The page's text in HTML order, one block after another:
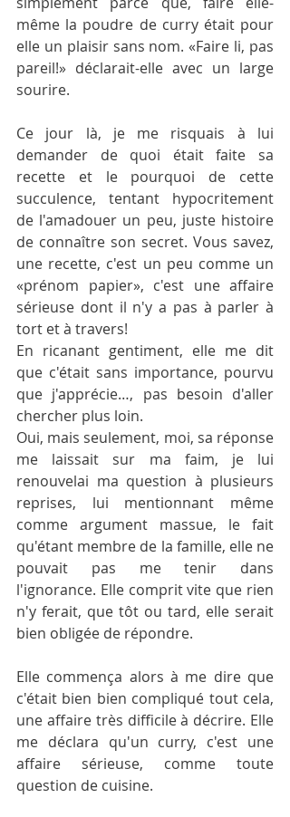
même la poudre de curry était pour
elle un plaisir sans nom. «Faire li, pas
pareil!» déclarait-elle avec un large
sourire.
Ce jour là, je me risquais à lui
demander de quoi était faite sa
recette et le pourquoi de cette
succulence, tentant hypocritement
de l'amadouer un peu, juste histoire
de connaître son secret. Vous savez,
une recette, c'est un peu comme un
«prénom papier», c'est une affaire
sérieuse dont il n'y a pas à parler à
tort et à travers!
En ricanant gentiment, elle me dit
que c'était sans importance, pourvu
que j'apprécie…, pas besoin d'aller
chercher plus loin.
Oui, mais seulement, moi, sa réponse
me laissait sur ma faim, je lui
renouvelai ma question à plusieurs
reprises, lui mentionnant même
comme argument massue, le fait
qu'étant membre de la famille, elle ne
pouvait pas me tenir dans
l'ignorance. Elle comprit vite que rien
n'y ferait, que tôt ou tard, elle serait
bien obligée de répondre.
Elle commença alors à me dire que
c'était bien bien compliqué tout cela,
une affaire très difficile à décrire. Elle
me déclara qu'un curry, c'est une
affaire sérieuse, comme toute
question de cuisine.